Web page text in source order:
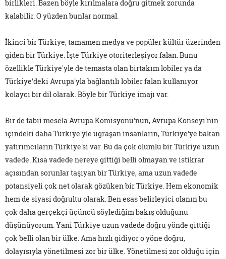
birlikleri. Bazen böyle kırılmalara doğru gitmek zorunda
kalabilir. O yüzden bunlar normal.
İkinci bir Türkiye, tamamen medya ve popüler kültür üzerinden
giden bir Türkiye. İşte Türkiye otoriterleşiyor falan. Bunu
özellikle Türkiye'yle de temasta olan birtakım lobiler ya da
Türkiye'deki Avrupa'yla bağlantılı lobiler falan kullanıyor
kolaycı bir dil olarak. Böyle bir Türkiye imajı var.
Bir de tabii mesela Avrupa Komisyonu'nun, Avrupa Konseyi'nin
içindeki daha Türkiye'yle uğraşan insanların, Türkiye'ye bakan
yatırımcıların Türkiye'si var. Bu da çok olumlu bir Türkiye uzun
vadede. Kısa vadede nereye gittiği belli olmayan ve istikrar
açısından sorunlar taşıyan bir Türkiye, ama uzun vadede
potansiyeli çok net olarak gözüken bir Türkiye. Hem ekonomik
hem de siyasi doğrultu olarak. Ben esas belirleyici olanın bu
çok daha gerçekçi üçüncü söylediğim bakış olduğunu
düşünüyorum. Yani Türkiye uzun vadede doğru yönde gittiği
çok belli olan bir ülke. Ama hızlı gidiyor o yöne doğru,
dolayısıyla yönetilmesi zor bir ülke. Yönetilmesi zor olduğu için